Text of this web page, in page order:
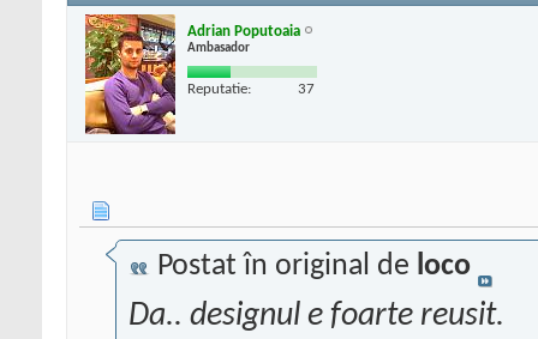
Adrian Poputoaia
Ambasador
Reputatie: 37
Postat în original de loco
Da.. designul e foarte reusit.